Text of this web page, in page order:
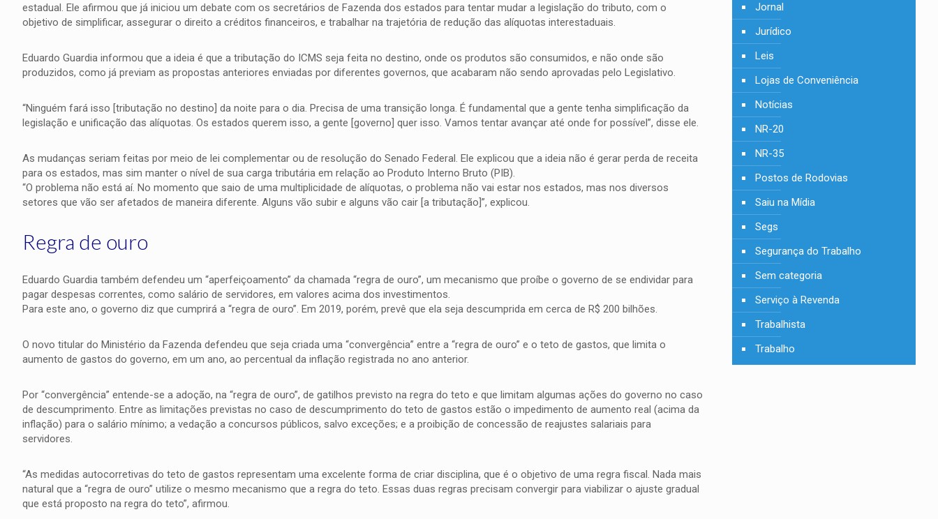
estadual. Ele afirmou que já iniciou um debate com os secretários de Fazenda dos estados para tentar mudar a legislação do tributo, com o
objetivo de simplificar, assegurar o direito a créditos financeiros, e trabalhar na trajetória de redução das alíquotas interestaduais.
Eduardo Guardia informou que a ideia é que a tributação do ICMS seja feita no destino, onde os produtos são consumidos, e não onde são
produzidos, como já previam as propostas anteriores enviadas por diferentes governos, que acabaram não sendo aprovadas pelo Legislativo.
“Ninguém fará isso [tributação no destino] da noite para o dia. Precisa de uma transição longa. É fundamental que a gente tenha simplificação da
legislação e unificação das alíquotas. Os estados querem isso, a gente [governo] quer isso. Vamos tentar avançar até onde for possível”, disse ele.
As mudanças seriam feitas por meio de lei complementar ou de resolução do Senado Federal. Ele explicou que a ideia não é gerar perda de receita
para os estados, mas sim manter o nível de sua carga tributária em relação ao Produto Interno Bruto (PIB).
“O problema não está aí. No momento que saio de uma multiplicidade de alíquotas, o problema não vai estar nos estados, mas nos diversos
setores que vão ser afetados de maneira diferente. Alguns vão subir e alguns vão cair [a tributação]”, explicou.
Regra de ouro
Eduardo Guardia também defendeu um “aperfeiçoamento” da chamada “regra de ouro”, um mecanismo que proíbe o governo de se endividar para
pagar despesas correntes, como salário de servidores, em valores acima dos investimentos.
Para este ano, o governo diz que cumprirá a “regra de ouro”. Em 2019, porém, prevê que ela seja descumprida em cerca de R$ 200 bilhões.
O novo titular do Ministério da Fazenda defendeu que seja criada uma “convergência” entre a “regra de ouro” e o teto de gastos, que limita o
aumento de gastos do governo, em um ano, ao percentual da inflação registrada no ano anterior.
Por “convergência” entende-se a adoção, na “regra de ouro”, de gatilhos previsto na regra do teto e que limitam algumas ações do governo no caso
de descumprimento. Entre as limitações previstas no caso de descumprimento do teto de gastos estão o impedimento de aumento real (acima da
inflação) para o salário mínimo; a vedação a concursos públicos, salvo exceções; e a proibição de concessão de reajustes salariais para
servidores.
“As medidas autocorretivas do teto de gastos representam uma excelente forma de criar disciplina, que é o objetivo de uma regra fiscal. Nada mais
natural que a “regra de ouro” utilize o mesmo mecanismo que a regra do teto. Essas duas regras precisam convergir para viabilizar o ajuste gradual
que está proposto na regra do teto”, afirmou.
Jornal
Jurídico
Leis
Lojas de Conveniência
Notícias
NR-20
NR-35
Postos de Rodovias
Saiu na Mídia
Segs
Segurança do Trabalho
Sem categoria
Serviço à Revenda
Trabalhista
Trabalho